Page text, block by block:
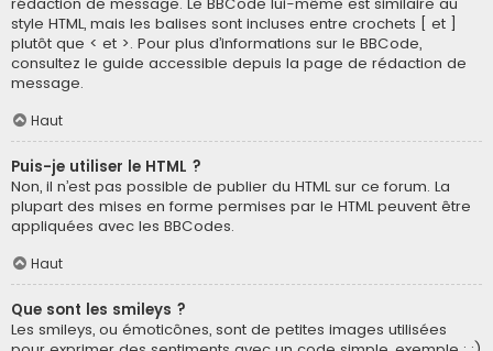
rédaction de message. Le BBCode lui-même est similaire au
style HTML, mais les balises sont incluses entre crochets [ et ]
plutôt que < et >. Pour plus d’informations sur le BBCode,
consultez le guide accessible depuis la page de rédaction de
message.
Haut
Puis-je utiliser le HTML ?
Non, il n’est pas possible de publier du HTML sur ce forum. La
plupart des mises en forme permises par le HTML peuvent être
appliquées avec les BBCodes.
Haut
Que sont les smileys ?
Les smileys, ou émoticônes, sont de petites images utilisées